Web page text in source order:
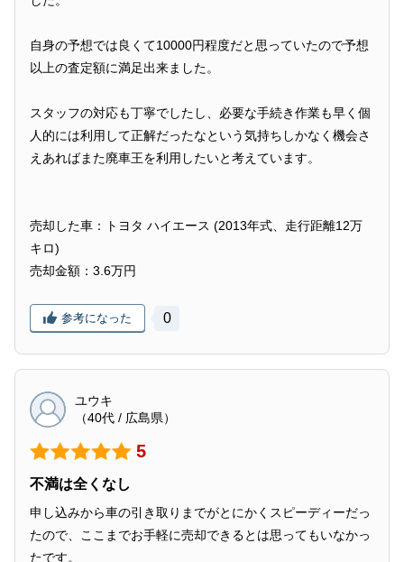
自身の予想では良くて10000円程度だと思っていたので予想
以上の査定額に満足出来ました。
スタッフの対応も丁寧でしたし、必要な手続き作業も早く個
人的には利用して正解だったなという気持ちしかなく機会さ
えあればまた廃車王を利用したいと考えています。
売却した車：トヨタ ハイエース (2013年式、走行距離12万
キロ)
売却金額：3.6万円
参考になった 0
ユウキ
（40代 / 広島県）
5
不満は全くなし
申し込みから車の引き取りまでがとにかくスピーディーだっ
たので、ここまでお手軽に売却できるとは思ってもいなかっ
たです。